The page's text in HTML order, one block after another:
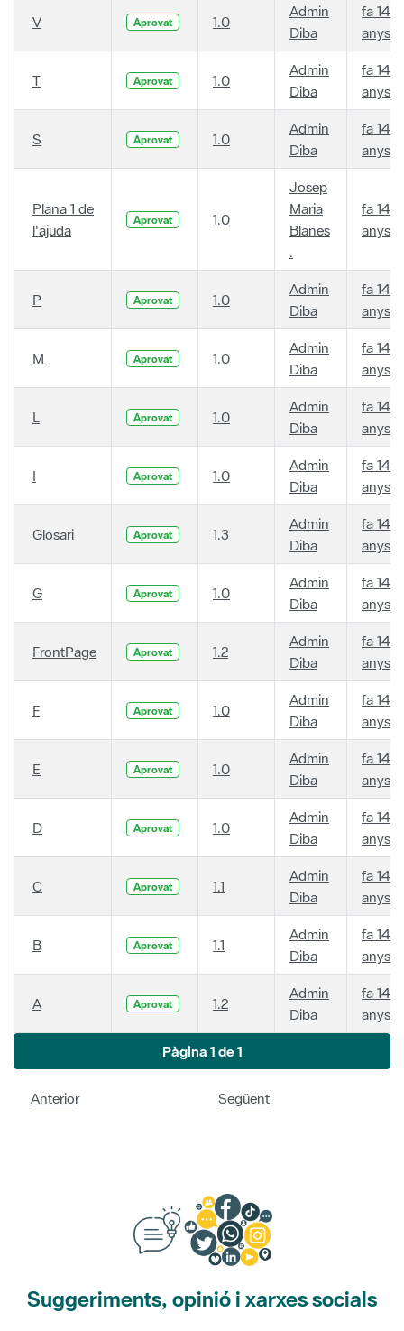
V Aprovat 1.0
Admin
Diba
fa 14
anys
T Aprovat 1.0
Admin
Diba
fa 14
anys
S Aprovat 1.0
Admin
Diba
fa 14
anys
Plana 1 de
l'ajuda
Aprovat 1.0
Josep
Maria
Blanes
.
fa 14
anys
P Aprovat 1.0
Admin
Diba
fa 14
anys
M Aprovat 1.0
Admin
Diba
fa 14
anys
L Aprovat 1.0
Admin
Diba
fa 14
anys
I Aprovat 1.0
Admin
Diba
fa 14
anys
Glosari Aprovat 1.3
Admin
Diba
fa 14
anys
G Aprovat 1.0
Admin
Diba
fa 14
anys
FrontPage Aprovat 1.2
Admin
Diba
fa 14
anys
F Aprovat 1.0
Admin
Diba
fa 14
anys
E Aprovat 1.0
Admin
Diba
fa 14
anys
D Aprovat 1.0
Admin
Diba
fa 14
anys
C Aprovat 1.1
Admin
Diba
fa 14
anys
B Aprovat 1.1
Admin
Diba
fa 14
anys
A Aprovat 1.2
Admin
Diba
fa 14
anys
Pàgina 1 de 1
Anterior Següent
Suggeriments, opinió i xarxes socials